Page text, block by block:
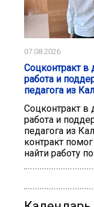
07.08.2026
Соцконтракт в
работа и
педагога из
Соцконтракт в
работа и
педагога из
контракт
найти работу